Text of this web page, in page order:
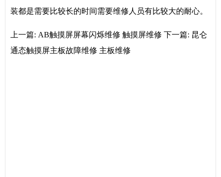
装都是需要比较长的时间需要维修人员有比较大的耐心。
上一篇: AB触摸屏屏幕闪烁维修 触摸屏维修 下一篇: 昆仑
通态触摸屏主板故障维修 主板维修